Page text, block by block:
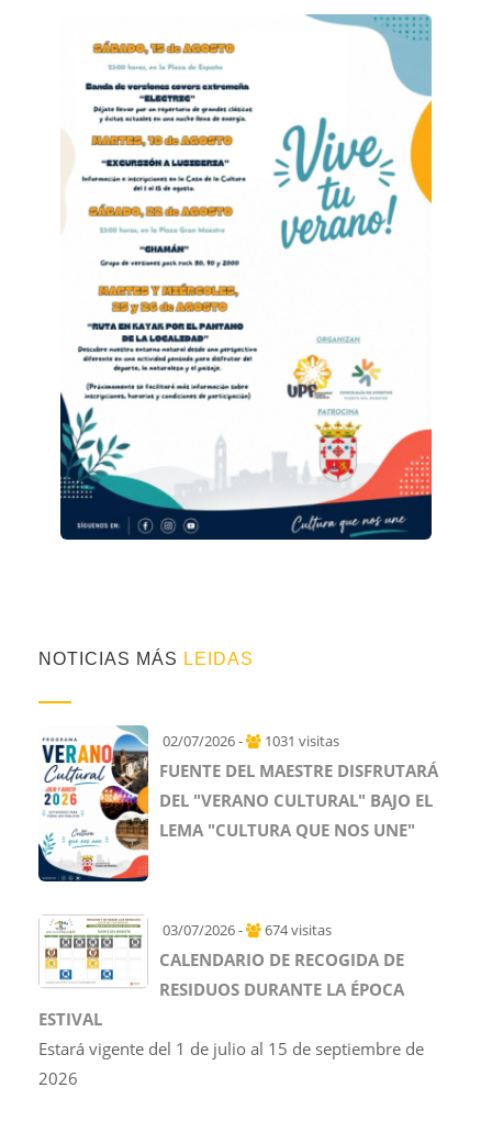
NOTICIAS MÁS LEIDAS
02/07/2026 - 1031 visitas
FUENTE DEL MAESTRE DISFRUTARÁ
DEL "VERANO CULTURAL" BAJO EL
LEMA "CULTURA QUE NOS UNE"
03/07/2026 - 674 visitas
CALENDARIO DE RECOGIDA DE
RESIDUOS DURANTE LA ÉPOCA
ESTIVAL
Estará vigente del 1 de julio al 15 de septiembre de
2026